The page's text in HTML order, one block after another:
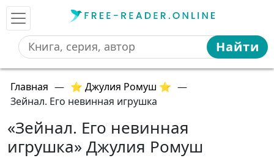
Найти
Главная — ⭐ Джулия Ромуш ⭐ —
Зейнал. Его невинная игрушка
«Зейнал. Его невинная
игрушка» Джулия Ромуш